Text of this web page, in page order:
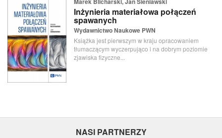
Inżynieria materiałowa połączeń
spawanych
Wydawnictwo Naukowe PWN
Książka jest pierwszym w kraju opracowaniem
tłumaczącym wyczerpująco i na dobrym poziomie
zjawiska fizyczne...
NASI PARTNERZY